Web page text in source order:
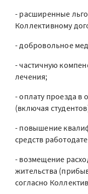
- расширенные
Коллективному
- добровольное
- частичную
лечения;
- оплату проезда в
(включая
- повышение
средств
- возмещение
жительства
согласно